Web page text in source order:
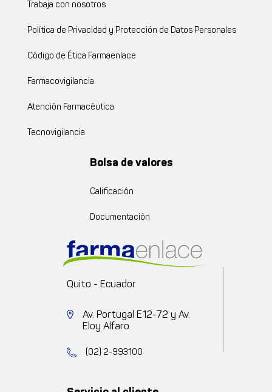
Trabaja con nosotros
Política de Privacidad y Protección de Datos Personales
Código de Ética Farmaenlace
Farmacovigilancia
Atención Farmacéutica
Tecnovigilancia
Bolsa de valores
Calificación
Documentación
Quito - Ecuador
Av. Portugal E12-72 y Av.
Eloy Alfaro
(02) 2-993100